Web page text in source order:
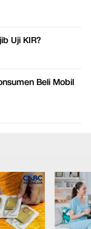
Uji KIR?
Beli Mobil